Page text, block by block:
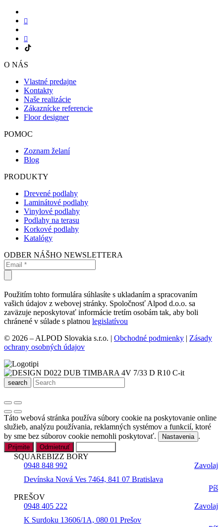
O NÁS
Vlastné predajne
Kontakty
Naše realizácie
Zákaznícke referencie
Floor designer
POMOC
Zoznam želaní
Blog
PRODUKTY
Drevené podlahy
Laminátové podlahy
Vinylové podlahy
Podlahy na terasu
Korkové podlahy
Katalógy
ODBER NÁŠHO NEWSLETTERA
Použitím tohto formulára súhlasíte s ukladaním a spracovaním
vašich údajov z webovej stránky. Spoločnosť Alpod d.o.o. sa
zaväzuje neposkytovať informácie tretím osobám tak, aby boli
chránené v súlade s platnou legislatívou
© 2026 – ALPOD Slovakia s.r.o. | Obchodné podmienky | Zásady
ochrany osobných údajov
search
Táto webová stránka používa súbory cookie na poskytovanie online
služieb, analýzu používania, reklamných systémov a funkcií, ktoré
by sme bez súborov cookie nemohli poskytovať.
Nastavenia .
Prijmite Odmietnuť
SQUAREBIZZ BORY
0948 848 992
Zavolaj
Devínska Nová Ves 7464, 841 07 Bratislava
Píš
PREŠOV
0948 405 222
Zavolaj
K Surdoku 13606/1A, 080 01 Prešov